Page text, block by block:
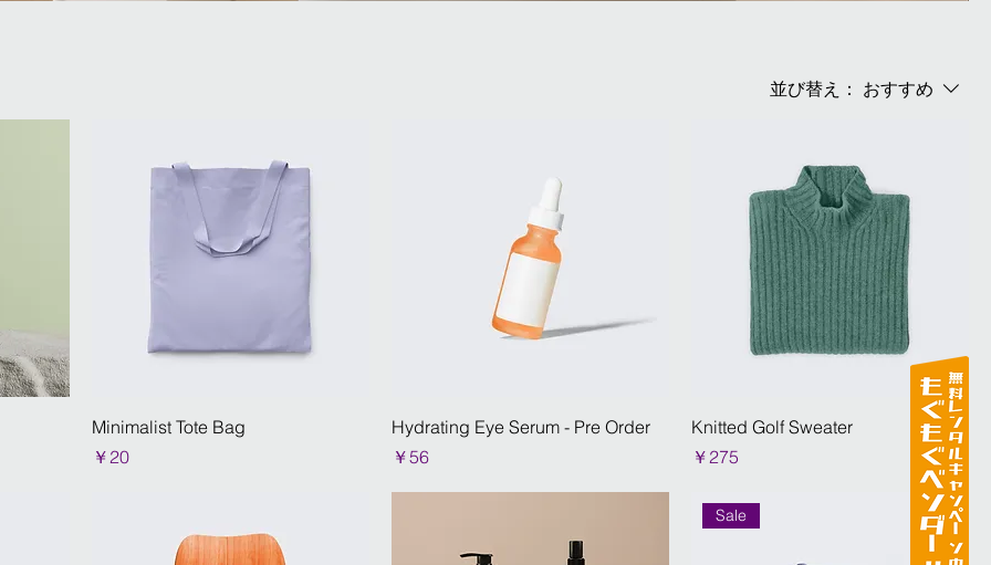
並び替え： おすすめ
Minimalist Tote Bag
価格
￥20
Hydrating Eye Serum - Pre Order
価格
￥56
Knitted Golf Sweater
価格
￥275
Sale